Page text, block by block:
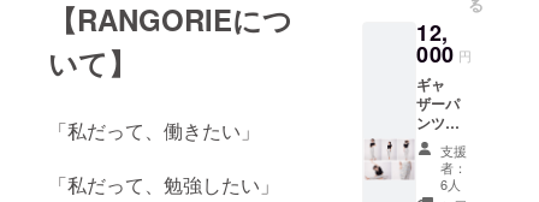
【RANGORIEにつ
いて】
「私だって、働きたい」
「私だって、勉強したい」
て頂き
ます。
希望の
お名前
の表記
がござ
いまし
たら備
考欄に
ご記入
くださ
シャル
ヨガタ
シンギ
ング
ボール
を使っ
たサウ
ンド
キット
(4人前)
③自宅
で簡単
に作れ
るチャ
イスパ
イス
キット
①メー
ルメッ
セージ
& 現地
工房よ
りお礼
の動画
& 手書
きのお
12,
000 円
ギャ
ザーパ
ンツ
(パーキ
ンカリ/
マーブ
支援
者：
6人